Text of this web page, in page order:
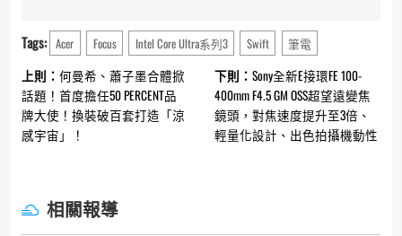
Tags: Acer Focus Intel Core Ultra系列3 Swift 筆電
Continue
Reading
上則： 何曼希、蕭子墨合體掀
話題！首度擔任50 PERCENT品
牌大使！換裝破百套打造「涼
感宇宙」！
下則： Sony全新E接環FE 100-
400mm F4.5 GM OSS超望遠變焦
鏡頭，對焦速度提升至3倍、
輕量化設計、出色拍攝機動性
相關報導